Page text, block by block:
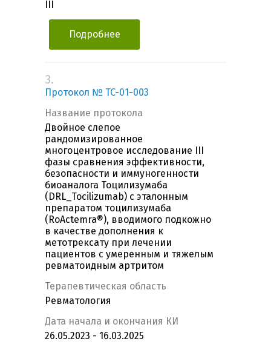
Подробнее
3.
Протокол № TC-01-003
Название протокола
Двойное слепое
рандомизированное
многоцентровое исследование III
фазы сравнения эффективности,
безопасности и иммуногенности
биоаналога Тоцилизумаба
(DRL_Tocilizumab) с эталонным
препаратом тоцилизумаба
(RoActemra®), вводимого подкожно
в качестве дополнения к
метотрексату при лечении
пациентов с умеренным и тяжелым
ревматоидным артритом
Терапевтическая область
Ревматология
Дата начала и окончания КИ
26.05.2023 - 16.03.2025